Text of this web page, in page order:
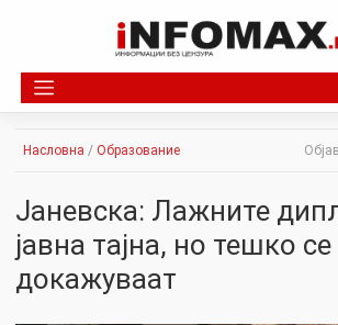
Насловна / Образование
Јаневска: Лажните
јавна тајна, но тешко се
докажуваат